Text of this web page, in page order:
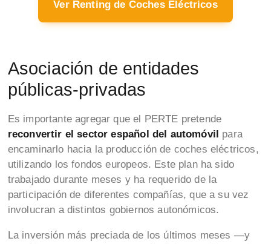
Ver Renting de Coches Eléctricos
Asociación de entidades
públicas-privadas
Es importante agregar que el PERTE pretende
reconvertir el sector español del automóvil para
encaminarlo hacia la producción de coches eléctricos,
utilizando los fondos europeos. Este plan ha sido
trabajado durante meses y ha requerido de la
participación de diferentes compañías, que a su vez
involucran a distintos gobiernos autonómicos.
La inversión más preciada de los últimos meses —y